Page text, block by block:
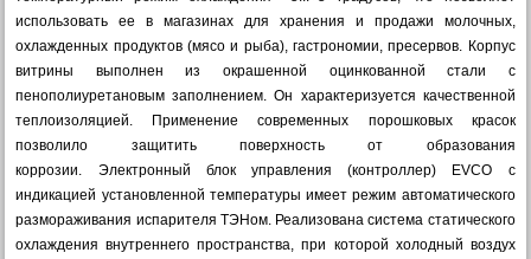
использовать ее в магазинах для хранения и продажи молочных,
охлажденных продуктов (мясо и рыба), гастрономии, пресервов. Корпус
витрины выполнен из окрашенной оцинкованной стали с
пенополиуретановым заполнением. Он характеризуется качественной
теплоизоляцией. Применение современных порошковых красок
позволило защитить поверхность от образования
коррозии. Электронный блок управления (контроллер) EVCO с
индикацией установленной температуры имеет режим автоматического
размораживания испарителя ТЭНом. Реализована система статического
охлаждения внутреннего пространства, при которой холодный воздух